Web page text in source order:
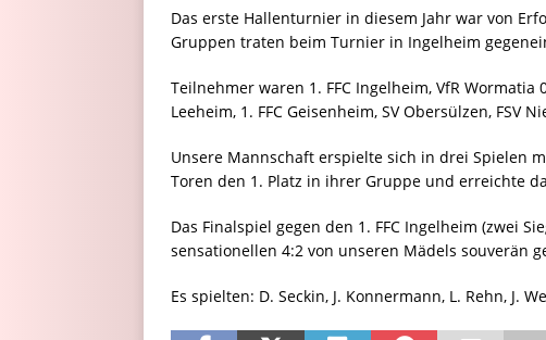
Das erste Hallenturnier in diesem Jahr war von
Gruppen traten beim Turnier in Ingelheim
Teilnehmer waren 1. FFC Ingelheim, VfR Wormatia
Leeheim, 1. FFC Geisenheim, SV Obersülzen, FSV
Unsere Mannschaft erspielte sich in drei Spielen
Toren den 1. Platz in ihrer Gruppe und erreichte
Das Finalspiel gegen den 1. FFC Ingelheim (zwei
sensationellen 4:2 von unseren Mädels souverän
Es spielten: D. Seckin, J. Konnermann, L. Rehn, J.